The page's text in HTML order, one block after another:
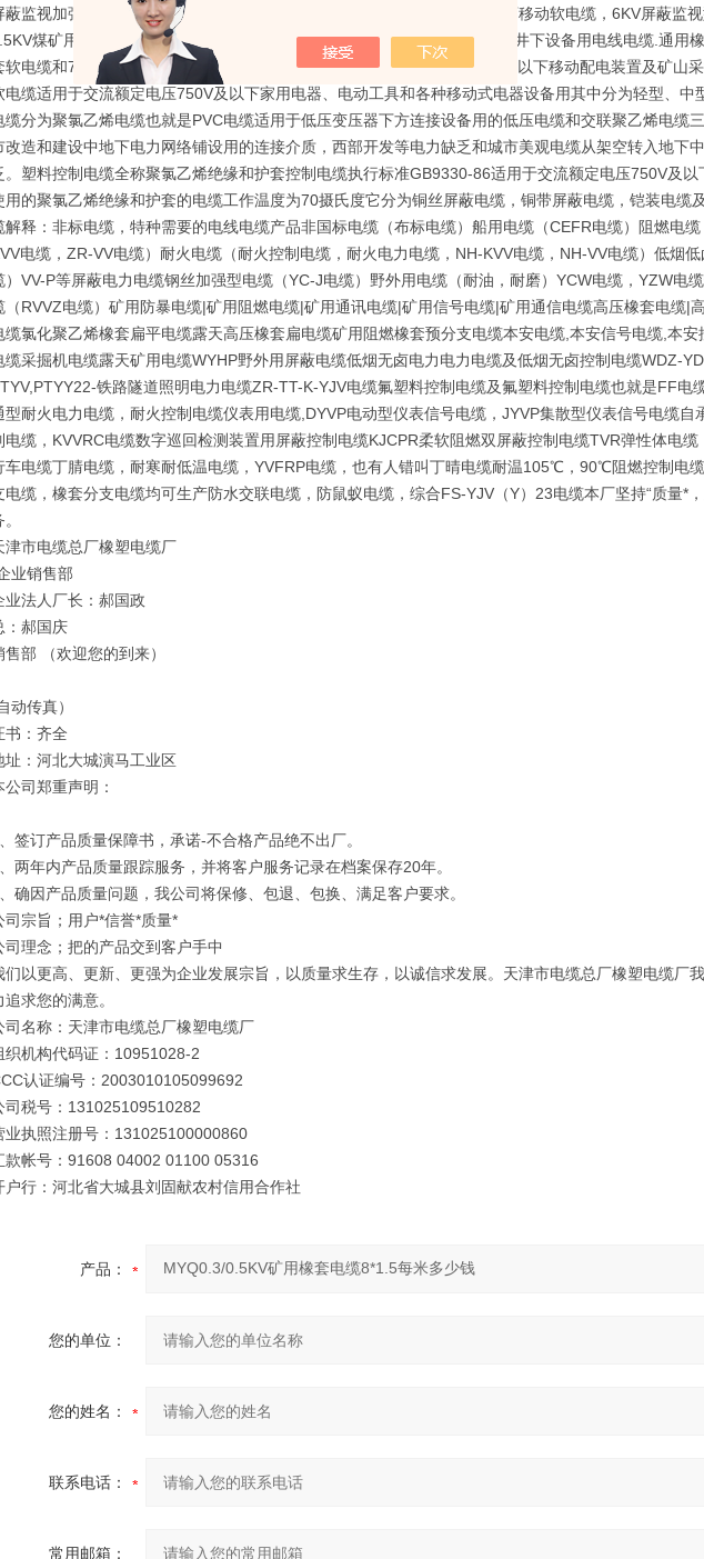
蔽监视加强型软电缆，3.3KV及以下采煤机金属屏蔽软电缆，1.14KV及以下移动软电缆，6KV屏蔽监
煤矿用电钻电缆，煤矿用移动轻型软电缆等多种型号规格的适用于煤矿井下设备用电线电缆.通用
软电缆和750V通用橡套软电缆。高压橡套软电缆用途：交流额定电压6kv及以下移动配电装置及矿山
电缆适用于交流额定电压750V及以下家用电器、电动工具和各种移动式电器设备用其中分为轻型、中
缆分为聚氯乙烯电缆也就是PVC电缆适用于低压变压器下方连接设备用的低压电缆和交联聚乙烯电缆
改造和建设中地下电力网络铺设用的连接介质，西部开发等电力缺乏和城市美观电缆从架空转入地下
。塑料控制电缆全称聚氯乙烯绝缘和护套控制电缆执行标准GB9330-86适用于交流额定电压750V及
用的聚氯乙烯绝缘和护套的电缆工作温度为70摄氏度它分为铜丝屏蔽电缆，铜带屏蔽电缆，铠装电缆
解释：非标电缆，特种需要的电线电缆产品非国标电缆（布标电缆）船用电缆（CEFR电缆）阻燃电
电缆，ZR-VV电缆）耐火电缆（耐火控制电缆，耐火电力电缆，NH-KVV电缆，NH-VV电缆）低烟
）VV-P等屏蔽电力电缆钢丝加强型电缆（YC-J电缆）野外用电缆（耐油，耐磨）YCW电缆，YZW电
（RVVZ电缆）矿用防暴电缆|矿用阻燃电缆|矿用通讯电缆|矿用信号电缆|矿用通信电缆高压橡套电缆|
缆氯化聚乙烯橡套扁平电缆露天高压橡套扁电缆矿用阻燃橡套预分支电缆本安电缆,本安信号电缆,本
缆采掘机电缆露天矿用电缆WYHP野外用屏蔽电缆低烟无卤电力电力电缆及低烟无卤控制电缆WDZ-
铁路隧道照明电力电缆ZR-TT-K-YJV电缆氟塑料控制电缆及氟塑料控制电缆也就是FF电
型耐火电力电缆，耐火控制电缆仪表用电缆,DYVP电动型仪表信号电缆，JYVP集散型仪表信号电缆
电缆，KVVRC电缆数字巡回检测装置用屏蔽控制电缆KJCPR柔软阻燃双屏蔽控制电缆TVR弹性体电
车电缆丁腈电缆，耐寒耐低温电缆，YVFRP电缆，也有人错叫丁晴电缆耐温105℃，90℃阻燃控制电
电缆，橡套分支电缆均可生产防水交联电缆，防鼠蚁电缆，综合FS-YJV（Y）23电缆本厂坚持“质量*
津市电缆总厂橡塑电缆厂
业销售部
业法人厂长：郝国政
：郝国庆
售部 （欢迎您的到来）
动传真）
书：齐全
址：河北大城演马工业区
公司郑重声明：
签订产品质量保障书，承诺-不合格产品绝不出厂。
两年内产品质量跟踪服务，并将客户服务记录在档案保存20年。
确因产品质量问题，我公司将保修、包退、包换、满足客户要求。
司宗旨；用户*信誉*质量*
司理念；把的产品交到客户手中
们以更高、更新、更强为企业发展宗旨，以质量求生存，以诚信求发展。天津市电缆总厂橡塑电缆厂
追求您的满意。
司名称：天津市电缆总厂橡塑电缆厂
织机构代码证：10951028-2
认证编号：2003010105099692
司税号：131025109510282
业执照注册号：131025100000860
款帐号：91608 04002 01100 05316
户行：河北省大城县刘固献农村信用合作社
产品：
您的单位：
您的姓名：
联系电话：
常用邮箱：